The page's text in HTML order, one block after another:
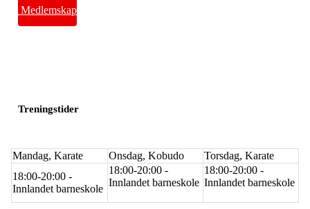
Medlemskap
Treningstider
Mandag, Karate Onsdag, Kobudo
Torsdag, Karate
18:00-20:00 -
Innlandet barneskole
18:00-20:00 -
Innlandet barneskole
18:00-20:00 -
Innlandet barneskole